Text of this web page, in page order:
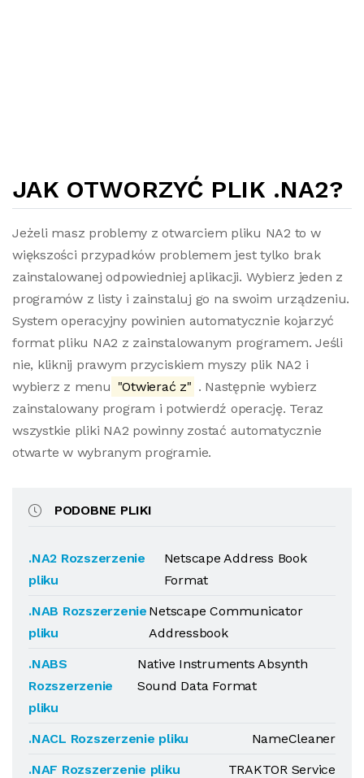
JAK OTWORZYĆ PLIK .NA2?
Jeżeli masz problemy z otwarciem pliku NA2 to w
większości przypadków problemem jest tylko brak
zainstalowanej odpowiedniej aplikacji. Wybierz jeden z
programów z listy i zainstaluj go na swoim urządzeniu.
System operacyjny powinien automatycznie kojarzyć
format pliku NA2 z zainstalowanym programem. Jeśli
nie, kliknij prawym przyciskiem myszy plik NA2 i
wybierz z menu "Otwierać z" . Następnie wybierz
zainstalowany program i potwierdź operację. Teraz
wszystkie pliki NA2 powinny zostać automatycznie
otwarte w wybranym programie.
PODOBNE PLIKI
.NA2 Rozszerzenie
pliku
Netscape Address Book
Format
.NAB Rozszerzenie
pliku
Netscape Communicator
Addressbook
.NABS
Rozszerzenie
pliku
Native Instruments Absynth
Sound Data Format
.NACL Rozszerzenie pliku
NameCleaner
.NAF Rozszerzenie pliku
TRAKTOR Service